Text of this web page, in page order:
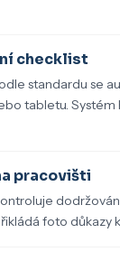
checklist
standardu se
tabletu. Systém
pracovišti
foto důkazy